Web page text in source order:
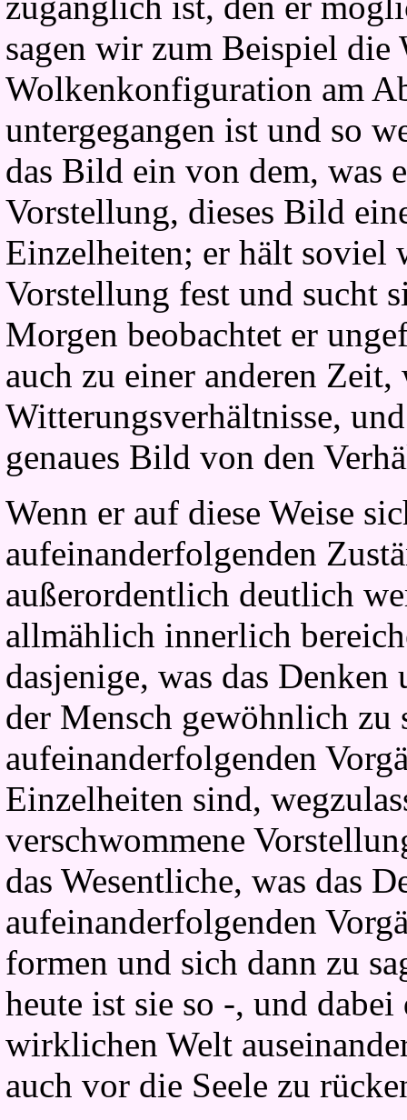
sagen wir zum Beispiel die
Wolkenkonfiguration am
untergegangen ist und so
das Bild ein von dem, was
Vorstellung, dieses Bild
Einzelheiten; er hält soviel
Vorstellung fest und sucht
Morgen beobachtet er
auch zu einer anderen
Witterungsverhältnisse,
genaues Bild von den
Wenn er auf diese Weise
aufeinanderfolgenden
außerordentlich deutlich
allmählich innerlich
dasjenige, was das
der Mensch gewöhnlich zu
aufeinanderfolgenden
Einzelheiten sind,
verschwommene
das Wesentliche, was das
aufeinanderfolgenden
formen und sich dann zu
heute ist sie so -, und
wirklichen Welt
auch vor die Seele zu